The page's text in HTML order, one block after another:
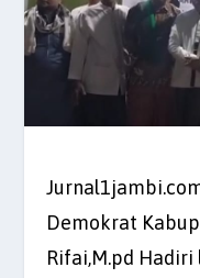
Demokrat
Rifai,M.pd Hadiri